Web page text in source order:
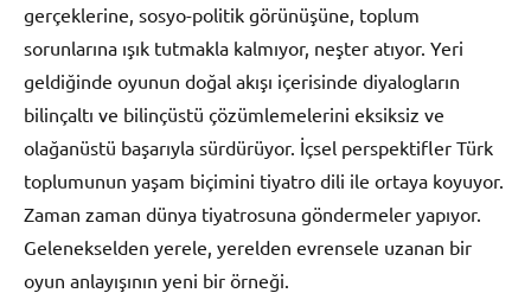
gerçeklerine, sosyo-politik görünüşüne, toplum
sorunlarına ışık tutmakla kalmıyor, neşter atıyor. Yeri
geldiğinde oyunun doğal akışı içerisinde diyalogların
bilinçaltı ve bilinçüstü çözümlemelerini eksiksiz ve
olağanüstü başarıyla sürdürüyor. İçsel perspektifler Türk
toplumunun yaşam biçimini tiyatro dili ile ortaya koyuyor.
Zaman zaman dünya tiyatrosuna göndermeler yapıyor.
Gelenekselden yerele, yerelden evrensele uzanan bir
oyun anlayışının yeni bir örneği.